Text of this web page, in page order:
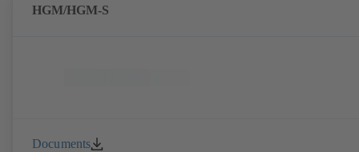
HGM/HGM-S
Documents